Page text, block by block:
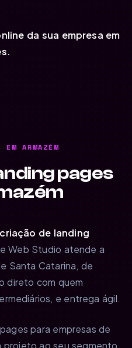
da sua empresa em
EM ARMAZÉM
pages
criação de landing
Web Studio atende a
Santa Catarina, de
direto com quem
e entrega ágil.
para empresas de
projeto ao seu segmento,